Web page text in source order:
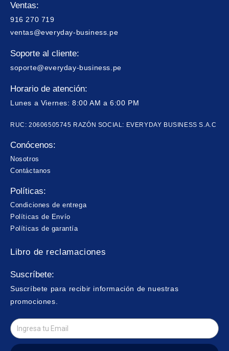
Ventas:
916 270 719
ventas@everyday-business.pe
Soporte al cliente:
soporte@everyday-business.pe
Horario de atención:
Lunes a Viernes: 8:00 AM a 6:00 PM
RUC: 20606505745 RAZÓN SOCIAL: EVERYDAY BUSINESS S.A.C
Conócenos:
Nosotros
Contáctanos
Políticas:
Condiciones de entrega
Políticas de Envío
Políticas de garantía
Libro de reclamaciones
Suscríbete:
Suscríbete para recibir información de nuestras
promociones.